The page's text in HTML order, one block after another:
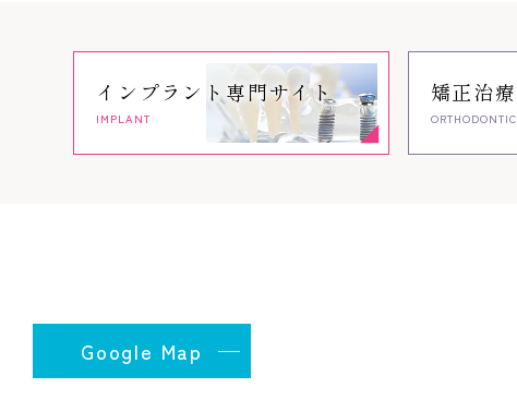
インプラント 専門サイト
IMPLANT
矯正治療
ORTHODONTIC
Google Map